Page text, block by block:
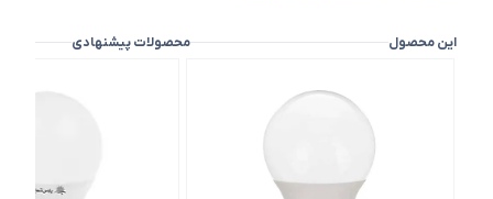
این محصول محصولات پیشنهادی